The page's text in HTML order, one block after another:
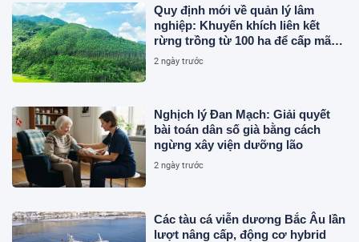
Quy định mới về quản lý lâm
nghiệp: Khuyến khích liên kết
rừng trồng từ 100 ha để cấp mã
số
2 ngày trước
Nghịch lý Đan Mạch: Giải quyết
bài toán dân số già bằng cách
ngừng xây viện dưỡng lão
2 ngày trước
Các tàu cá viễn dương Bắc Âu lần
lượt nâng cấp, động cơ hybrid